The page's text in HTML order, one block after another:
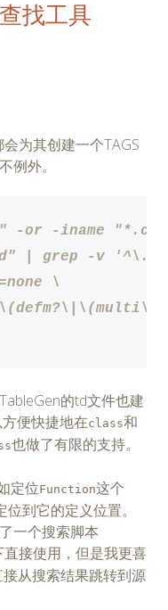
找工具
为其创建一个TAGS
例外。
-or -iname
| grep -v
\
的td文件也建
便快捷地在class和
也做了有限的支持。
定位Function这个
到它的定义位置。
一个搜索脚本
直接使用，但是我更喜
从搜索结果跳转到源